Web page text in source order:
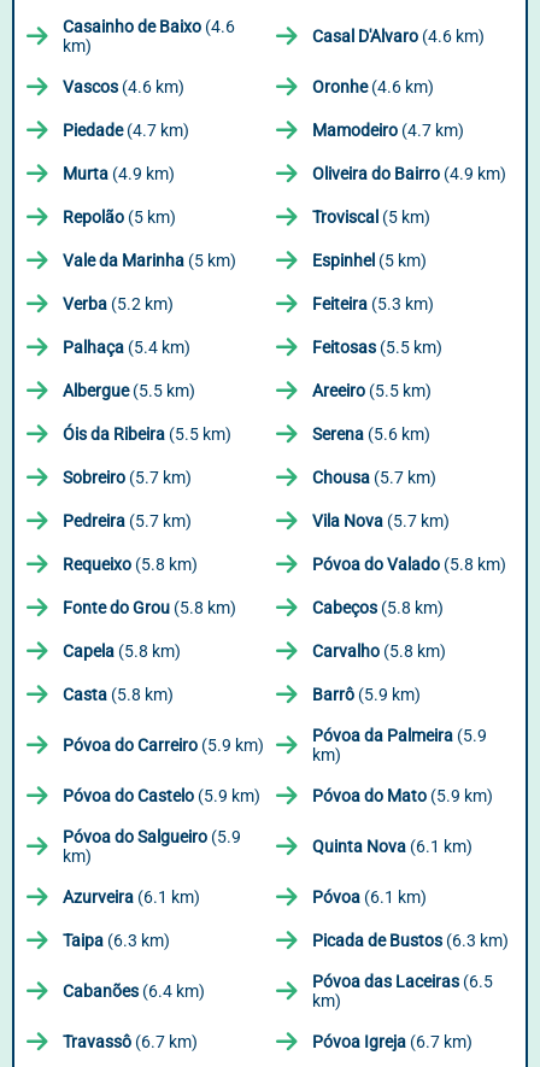
Casainho de Baixo (4.6
km)
Casal D'Alvaro (4.6 km)
Vascos (4.6 km) Oronhe(4.6 km)
Piedade(4.7 km) Mamodeiro (4.7 km)
Murta (4.9 km) Oliveira do Bairro (4.9 km)
Repolão (5 km) Troviscal (5 km)
Vale da Marinha (5 km) Espinhel (5 km)
Verba (5.2 km) Feiteira (5.3 km)
Palhaça (5.4 km) Feitosas (5.5 km)
Albergue(5.5 km) Areeiro (5.5 km)
Óis da Ribeira (5.5 km) Serena (5.6 km)
Sobreiro (5.7 km) Chousa (5.7 km)
Pedreira (5.7 km) Vila Nova (5.7 km)
Requeixo (5.8 km) Póvoa do Valado (5.8 km)
Fonte do Grou (5.8 km) Cabeços (5.8 km)
Capela (5.8 km) Carvalho (5.8 km)
Casta (5.8 km) Barrô (5.9 km)
Póvoa do Carreiro (5.9 km) Póvoa da Palmeira (5.9
km)
Póvoa do Castelo (5.9 km) Póvoa do Mato (5.9 km)
Póvoa do Salgueiro (5.9
km)
Quinta Nova (6.1 km)
Azurveira (6.1 km) Póvoa (6.1 km)
Taipa (6.3 km) Picada de Bustos (6.3 km)
Cabanões (6.4 km) Póvoa das Laceiras (6.5
km)
Travassô (6.7 km) Póvoa Igreja (6.7 km)